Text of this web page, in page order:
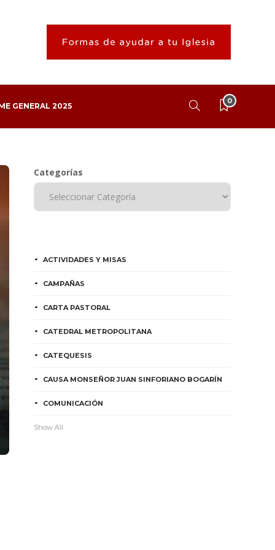
GENERAL 2025
0
Categorías
ACTIVIDADES Y MISAS
CAMPAÑAS
CARTA PASTORAL
CATEDRAL METROPOLITANA
CATEQUESIS
CAUSA MONSEÑOR JUAN SINFORIANO BOGARÍN
COMUNICACIÓN
Show All